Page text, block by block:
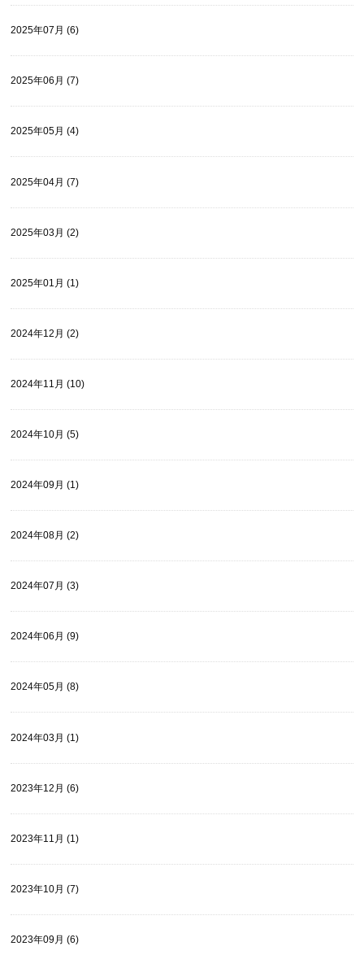
2025年07月 (6)
2025年06月 (7)
2025年05月 (4)
2025年04月 (7)
2025年03月 (2)
2025年01月 (1)
2024年12月 (2)
2024年11月 (10)
2024年10月 (5)
2024年09月 (1)
2024年08月 (2)
2024年07月 (3)
2024年06月 (9)
2024年05月 (8)
2024年03月 (1)
2023年12月 (6)
2023年11月 (1)
2023年10月 (7)
2023年09月 (6)